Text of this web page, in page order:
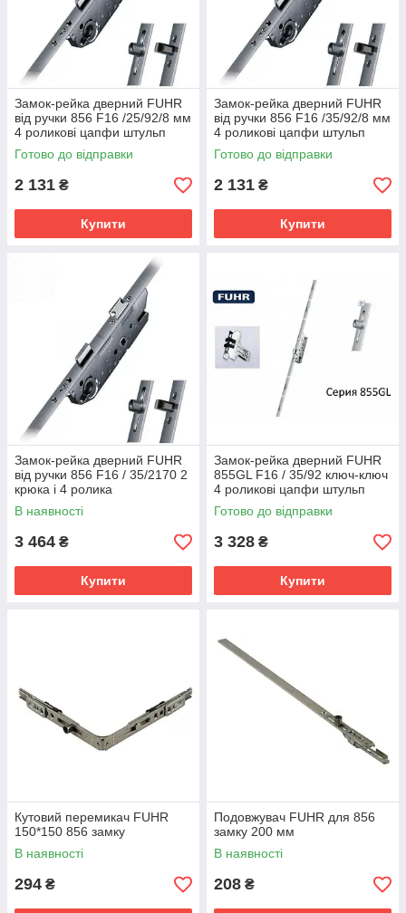
Замок-рейка дверний FUHR
від ручки 856 F16 /25/92/8 мм
4 роликові цапфи штульп
колір срібло
Готово до відправки
2 131 ₴
Купити
Замок-рейка дверний FUHR
від ручки 856 F16 /35/92/8 мм
4 роликові цапфи штульп
колір срібло
Готово до відправки
2 131 ₴
Купити
Замок-рейка дверний FUHR
від ручки 856 F16 / 35/2170 2
крюка і 4 ролика
В наявності
3 464 ₴
Купити
Замок-рейка дверний FUHR
855GL F16 / 35/92 ключ-ключ
4 роликові цапфи штульп
колір сріблястий
Готово до відправки
3 328 ₴
Купити
Кутовий перемикач FUHR
150*150 856 замку
В наявності
294 ₴
Подовжувач FUHR для 856
замку 200 мм
В наявності
208 ₴